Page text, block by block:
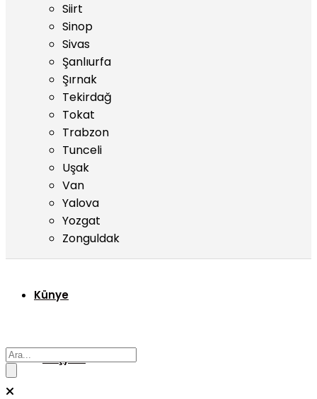
Siirt
Sinop
Sivas
Şanlıurfa
Şırnak
Tekirdağ
Tokat
Trabzon
Tunceli
Uşak
Van
Yalova
Yozgat
Zonguldak
Künye
Başyazı